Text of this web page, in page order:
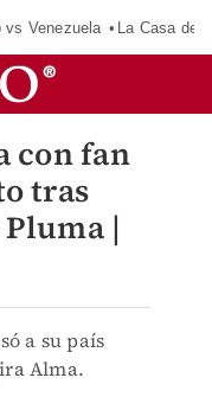
vs Venezuela La Casa de
con fan
tras
|
a su país
Alma.